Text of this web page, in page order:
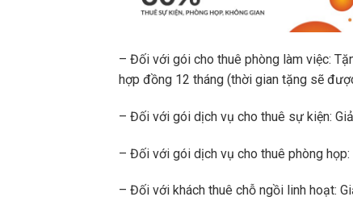
– Đối với gói cho thuê phòng làm việc:
hợp đồng 12 tháng (thời gian tặng sẽ
– Đối với gói dịch vụ cho thuê sự kiện:
– Đối với gói dịch vụ cho thuê phòng
– Đối với khách thuê chỗ ngồi linh hoạt: